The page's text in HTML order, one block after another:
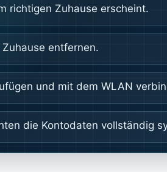
richtigen Zuhause erscheint.
entfernen.
und mit dem WLAN
die Kontodaten vollständig